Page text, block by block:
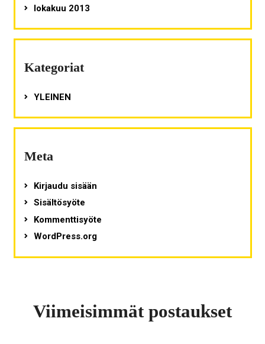
lokakuu 2013
Kategoriat
YLEINEN
Meta
Kirjaudu sisään
Sisältösyöte
Kommenttisyöte
WordPress.org
Viimeisimmät postaukset